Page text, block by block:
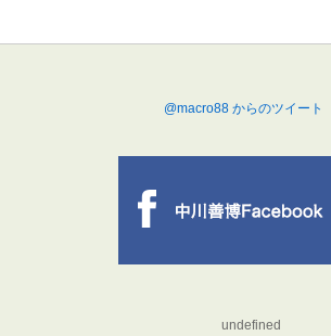
@macro88 からのツイート
undefined